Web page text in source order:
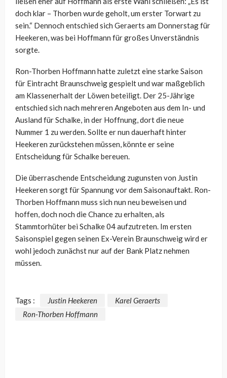
doch klar – Thorben wurde geholt, um erster Torwart zu
sein.“ Dennoch entschied sich Geraerts am Donnerstag für
Heekeren, was bei Hoffmann für großes Unverständnis
sorgte.
Ron-Thorben Hoffmann hatte zuletzt eine starke Saison
für Eintracht Braunschweig gespielt und war maßgeblich
am Klassenerhalt der Löwen beteiligt. Der 25-Jährige
entschied sich nach mehreren Angeboten aus dem In- und
Ausland für Schalke, in der Hoffnung, dort die neue
Nummer 1 zu werden. Sollte er nun dauerhaft hinter
Heekeren zurückstehen müssen, könnte er seine
Entscheidung für Schalke bereuen.
Die überraschende Entscheidung zugunsten von Justin
Heekeren sorgt für Spannung vor dem Saisonauftakt. Ron-
Thorben Hoffmann muss sich nun neu beweisen und
hoffen, doch noch die Chance zu erhalten, als
Stammtorhüter bei Schalke 04 aufzutreten. Im ersten
Saisonspiel gegen seinen Ex-Verein Braunschweig wird er
wohl jedoch zunächst nur auf der Bank Platz nehmen
müssen.
Tags : Justin Heekeren
Karel Geraerts
Ron-Thorben Hoffmann